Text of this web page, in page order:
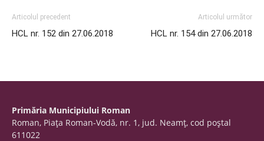
Articolul precedent
HCL nr. 152 din 27.06.2018
Articolul următor
HCL nr. 154 din 27.06.2018
Primăria Municipiului Roman
Roman, Piaţa Roman-Vodă, nr. 1, jud. Neamţ, cod poştal
611022